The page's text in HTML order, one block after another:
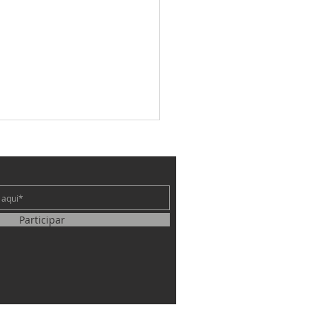
– 2 João 1:1-13
Participar